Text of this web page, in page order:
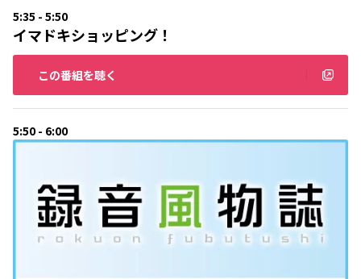
5:35 - 5:50
イマドキショッピング！
この番組を聴く
5:50 - 6:00